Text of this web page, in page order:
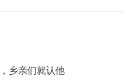
乡亲们就认他